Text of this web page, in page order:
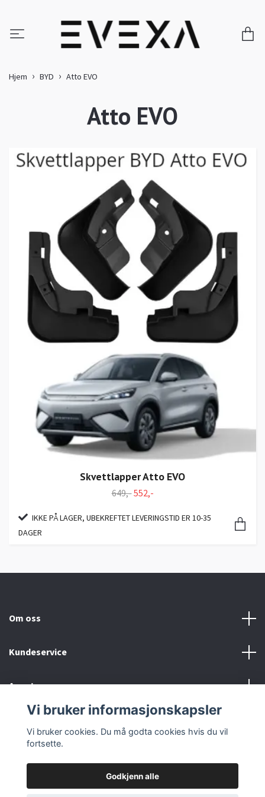
Hjem BYD Atto EVO
Atto EVO
Skvettlapper Atto EVO
649,-552,-
IKKE PÅ LAGER, UBEKREFTET LEVERINGSTID ER 10-35
DAGER
Om oss
Kundeservice
Annet
Vi bruker informasjonskapsler
Vi bruker cookies. Du må godta cookies hvis du vil
fortsette.
Godkjenn alle